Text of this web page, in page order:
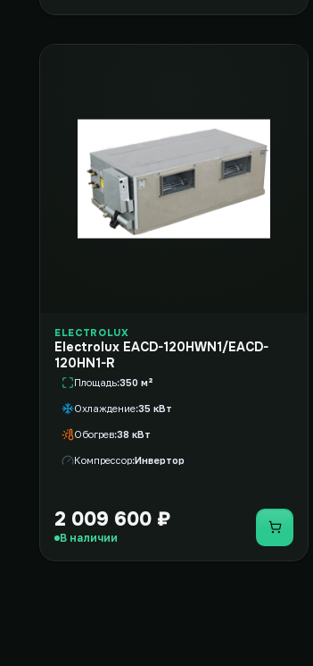
ELECTROLUX
Electrolux EACD-120HWN1/EACD-
120HN1-R
Площадь 350 м²
Охлаждение 35 кВт
Обогрев 38 кВт
Компрессор Инвертор
2 009 600 ₽
В наличии Купить